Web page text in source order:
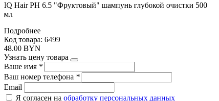
IQ Hair PH 6.5 "Фруктовый" шампунь глубокой очистки 500
мл
Подробнее
Код товара: 6499
48.00 BYN
Узнать цену товара
Ваше имя *
Ваш номер телефона *
Email
Я согласен на обработку персональных данных